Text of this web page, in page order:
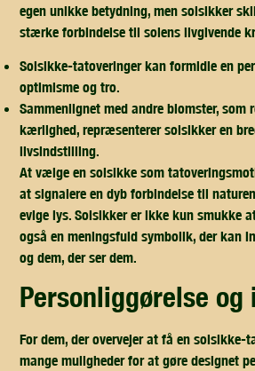
egen unikke betydning, men solsikker
stærke forbindelse til solens livgivende
Solsikke-tatoveringer kan formidle en
optimisme og tro.
Sammenlignet med andre blomster, som
kærlighed, repræsenterer solsikker en
livsindstilling.
At vælge en solsikke som
at signalere en dyb forbindelse til
evige lys. Solsikker er ikke kun smukke
også en meningsfuld symbolik, der kan
og dem, der ser dem.
personliggørelse
For dem, der overvejer at få en solsikke-
mange muligheder for at gøre designet